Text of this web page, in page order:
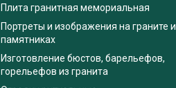
Плита гранитная мемориальная
Портреты и изображения на граните и
памятниках
Изготовление бюстов, барельефов,
горельефов из гранита